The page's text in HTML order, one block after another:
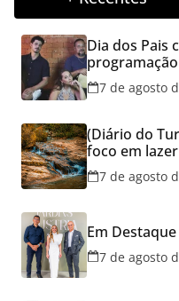
Dia dos Pais
Aparecida de
7 de agosto
(Diário do
foco em
cresce no
7 de agosto
Em
7 de agosto